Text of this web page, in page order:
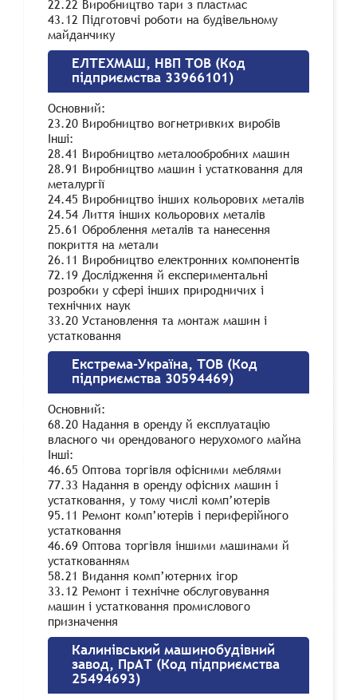
22.22 Виробництво тари з пластмас
43.12 Підготовчі роботи на будівельному
майданчику
ЕЛТЕХМАШ, НВП ТОВ (Код
підприємства 33966101)
Основний:
23.20 Виробництво вогнетривких виробів
Інші:
28.41 Виробництво металообробних машин
28.91 Виробництво машин і устатковання для
металургії
24.45 Виробництво інших кольорових металів
24.54 Лиття інших кольорових металів
25.61 Оброблення металів та нанесення
покриття на метали
26.11 Виробництво електронних компонентів
72.19 Дослідження й експериментальні
розробки у сфері інших природничих і
технічних наук
33.20 Установлення та монтаж машин і
устатковання
Екстрема-Україна, ТОВ (Код
підприємства 30594469)
Основний:
68.20 Надання в оренду й експлуатацію
власного чи орендованого нерухомого майна
Інші:
46.65 Оптова торгівля офісними меблями
77.33 Надання в оренду офісних машин і
устатковання, у тому числі комп’ютерів
95.11 Ремонт комп’ютерів і периферійного
устатковання
46.69 Оптова торгівля іншими машинами й
устаткованням
58.21 Видання комп’ютерних ігор
33.12 Ремонт і технічне обслуговування
машин і устатковання промислового
призначення
Калинівський машинобудівний
завод, ПрАТ (Код підприємства
25494693)